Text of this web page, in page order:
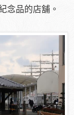
念品的店舖。